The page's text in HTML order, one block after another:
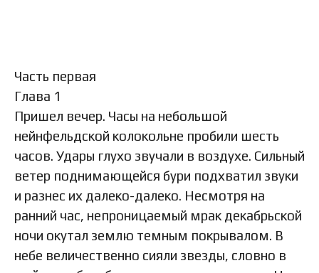
Часть первая
Глава 1
Пришел вечер. Часы на небольшой
нейнфельдской колокольне пробили шесть
часов. Удары глухо звучали в воздухе. Сильный
ветер поднимающейся бури подхватил звуки
и разнес их далеко-далеко. Несмотря на
ранний час, непроницаемый мрак декабрьской
ночи окутал землю темным покрывалом. В
небе величественно сияли звезды, словно в